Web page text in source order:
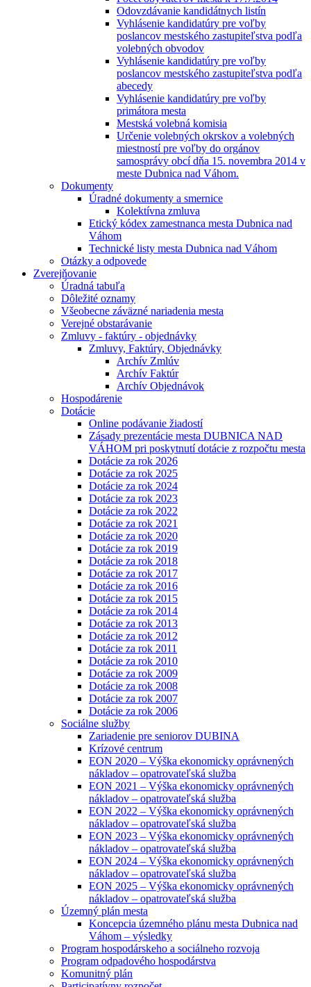
Odovzdávanie kandidátnych listín
Vyhlásenie kandidatúry pre voľby
poslancov mestského zastupiteľstva podľa
volebných obvodov
Vyhlásenie kandidatúry pre voľby
poslancov mestského zastupiteľstva podľa
abecedy
Vyhlásenie kandidatúry pre voľby
primátora mesta
Mestská volebná komisia
Určenie volebných okrskov a volebných
miestností pre voľby do orgánov
samosprávy obcí dňa 15. novembra 2014 v
meste Dubnica nad Váhom.
Dokumenty
Úradné dokumenty a smernice
Kolektívna zmluva
Etický kódex zamestnanca mesta Dubnica nad
Váhom
Technické listy mesta Dubnica nad Váhom
Otázky a odpovede
Zverejňovanie
Úradná tabuľa
Dôležité oznamy
Všeobecne záväzné nariadenia mesta
Verejné obstarávanie
Zmluvy - faktúry - objednávky
Zmluvy, Faktúry, Objednávky
Archív Zmlúv
Archív Faktúr
Archív Objednávok
Hospodárenie
Dotácie
Online podávanie žiadostí
Zásady prezentácie mesta DUBNICA NAD
VÁHOM pri poskytnutí dotácie z rozpočtu mesta
Dotácie za rok 2026
Dotácie za rok 2025
Dotácie za rok 2024
Dotácie za rok 2023
Dotácie za rok 2022
Dotácie za rok 2021
Dotácie za rok 2020
Dotácie za rok 2019
Dotácie za rok 2018
Dotácie za rok 2017
Dotácie za rok 2016
Dotácie za rok 2015
Dotácie za rok 2014
Dotácie za rok 2013
Dotácie za rok 2012
Dotácie za rok 2011
Dotácie za rok 2010
Dotácie za rok 2009
Dotácie za rok 2008
Dotácie za rok 2007
Dotácie za rok 2006
Sociálne služby
Zariadenie pre seniorov DUBINA
Krízové centrum
EON 2020 – Výška ekonomicky oprávnených
nákladov – opatrovateľská služba
EON 2021 – Výška ekonomicky oprávnených
nákladov – opatrovateľská služba
EON 2022 – Výška ekonomicky oprávnených
nákladov – opatrovateľská služba
EON 2023 – Výška ekonomicky oprávnených
nákladov – opatrovateľská služba
EON 2024 – Výška ekonomicky oprávnených
nákladov – opatrovateľská služba
EON 2025 – Výška ekonomicky oprávnených
nákladov – opatrovateľská služba
Územný plán mesta
Koncepcia územného plánu mesta Dubnica nad
Váhom – výsledky
Program hospodárskeho a sociálneho rozvoja
Program odpadového hospodárstva
Komunitný plán